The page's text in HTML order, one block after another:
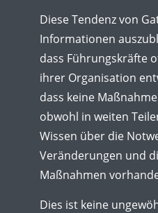
Diese Tendenz von
Informationen
dass Führungskräfte
ihrer Organisation
dass keine
obwohl in weiten
Wissen über die
Veränderungen und
Maßnahmen
Dies ist keine